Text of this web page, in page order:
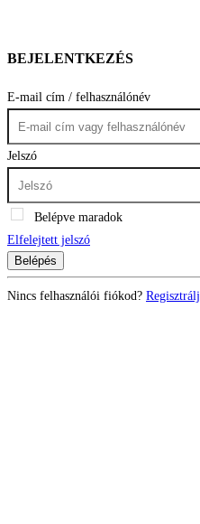
BEJELENTKEZÉS
E-mail cím / felhasználónév
Jelszó
Belépve maradok
Elfelejtett jelszó
Belépés
Nincs felhasználói fiókod? Regisztrálj